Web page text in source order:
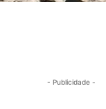
- Publicidade -